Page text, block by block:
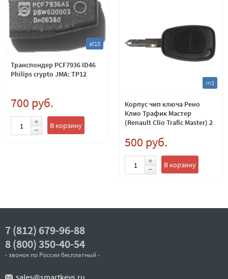
at18
Транспондер PCF7936 ID46
Philips crypto JMA: TP12
700 руб.
В корзину
rn3
Корпус чип ключа Рено
Клио Трафик Мастер
(Renault Clio Trafic Master) 2
500 руб.
В корзину
7 (812) 679-96-88
8 (800) 350-40-54
- звонок по России бесплатный -
sales@smartkeys.ru